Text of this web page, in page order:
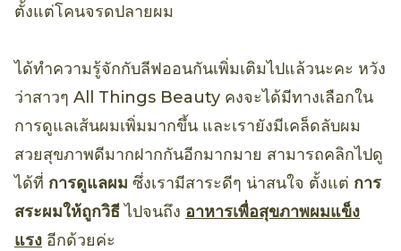
ตั้งแต่โคนจรดปลายผม
ได้ทำความรู้จักกับลีฟออนกันเพิ่มเติมไปแล้วนะคะ หวัง
ว่าสาวๆ All Things Beauty คงจะได้มีทางเลือกใน
การดูแลเส้นผมเพิ่มมากขึ้น และเรายังมีเคล็ดลับผม
สวยสุขภาพดีมากฝากกันอีกมากมาย สามารถคลิกไปดู
ได้ที่ การดูแลผม ซึ่งเรามีสาระดีๆ น่าสนใจ ตั้งแต่ การ
สระผมให้ถูกวิธีไปจนถึง อาหารเพื่อสุขภาพผมแข็ง
แรง อีกด้วยค่ะ